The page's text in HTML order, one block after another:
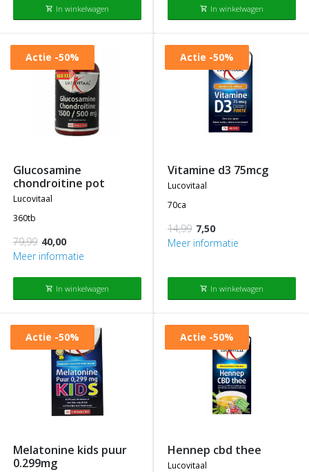
shopping_cart In winkelwagen shopping_cart In winkelwagen
Actie -50%
glucosamine
chondroitine pot
lucovitaal
360tb
79,99 40,00
Meer informatie
shopping_cart In winkelwagen
Actie -50%
vitamine d3 75mcg
lucovitaal
70ca
14,99 7,50
Meer informatie
shopping_cart In winkelwagen
Actie -50%
melatonine kids puur
0.299mg
Actie -50%
hennep cbd thee
lucovitaal